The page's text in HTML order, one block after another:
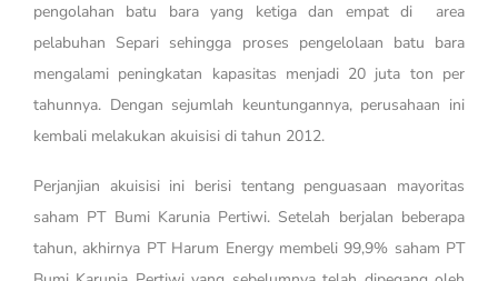
pengolahan batu bara yang ketiga dan empat di area
pelabuhan Separi sehingga proses pengelolaan batu bara
mengalami peningkatan kapasitas menjadi 20 juta ton per
tahunnya. Dengan sejumlah keuntungannya, perusahaan ini
kembali melakukan akuisisi di tahun 2012.
Perjanjian akuisisi ini berisi tentang penguasaan mayoritas
saham PT Bumi Karunia Pertiwi. Setelah berjalan beberapa
tahun, akhirnya PT Harum Energy membeli 99,9% saham PT